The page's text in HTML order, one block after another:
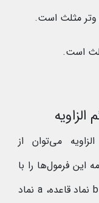
است.
می‌توان از
این فرمول‌ها را با
مثال توضیح می‌دهیم. در این فرمول‌ها b نماد قاعده، a نماد